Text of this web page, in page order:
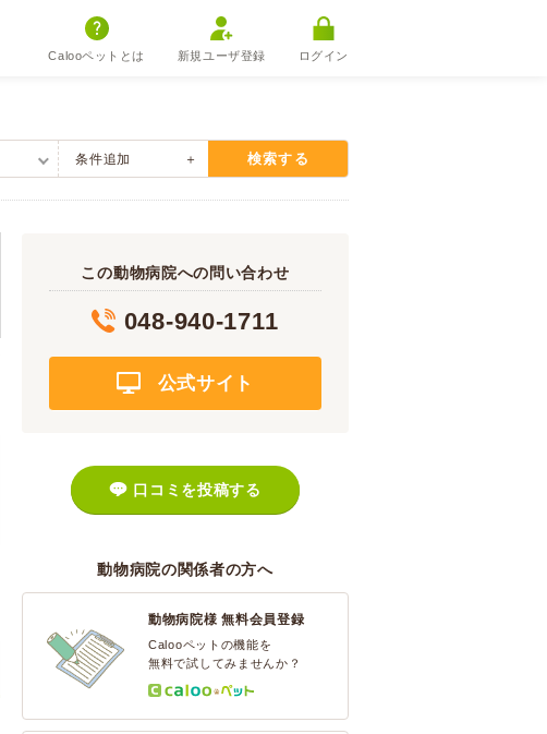
Calooペットとは 新規ユーザ登録 ログイン
条件追加 検索する
この動物病院への問い合わせ
048-940-1711
公式サイト
口コミを投稿する
動物病院の関係者の方へ
動物病院様 無料会員登録
Calooペットの機能を
無料で試してみませんか？